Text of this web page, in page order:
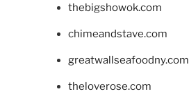
thebigshowok.com
chimeandstave.com
greatwallseafoodny.com
theloverose.com